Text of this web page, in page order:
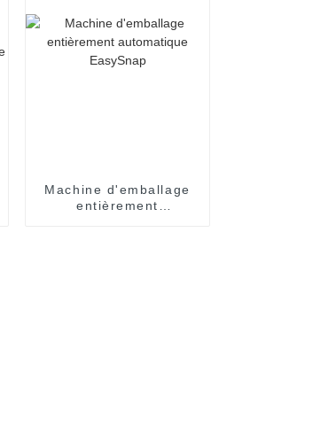
Machine d'emballage
entièrement